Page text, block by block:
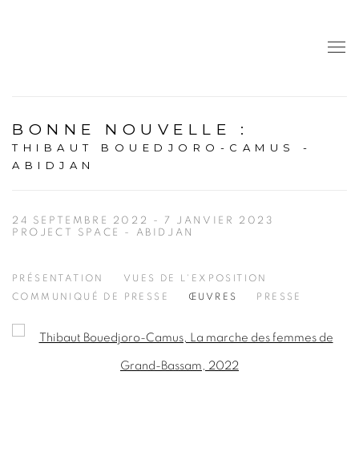
BONNE NOUVELLE :
THIBAUT BOUEDJORO-CAMUS -
ABIDJAN
24 SEPTEMBRE 2022 - 7 JANVIER 2023
PROJECT SPACE - ABIDJAN
PRÉSENTATION
VUES DE L'EXPOSITION
COMMUNIQUÉ DE PRESSE
ŒUVRES PRESSE
Open a larger version of the following image in a popup: